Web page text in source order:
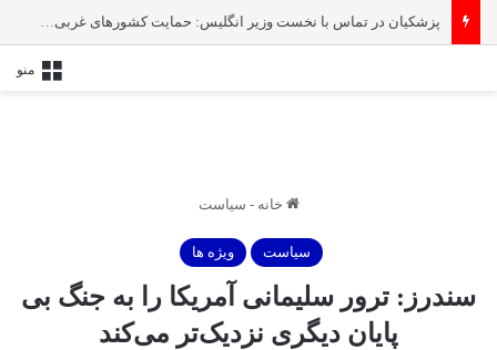
پزشکیان در تماس با نخست‌ وزیر انگلیس: حمایت کشور‌های غربی از رژیم صهیونیستی امنیت منطقه و جهان را به خطر انداخته است
منو
خانه - سیاست
سیاست ویژه ها
سندرز: ترور سلیمانی آمریکا را به جنگ بی
پایان دیگری نزدیک‌تر می‌کند